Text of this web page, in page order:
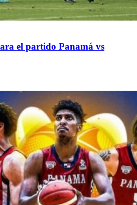
el partido Panamá vs